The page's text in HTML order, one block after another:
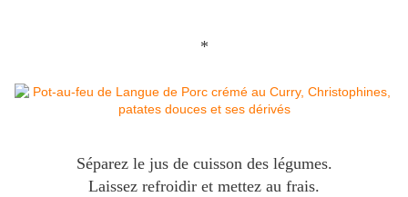
*
Séparez le jus de cuisson des légumes.
Laissez refroidir et mettez au frais.